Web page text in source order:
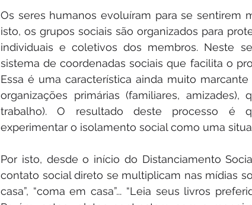
Os seres humanos evoluíram para se sentirem
isto, os grupos sociais são organizados para
individuais e coletivos dos membros. Neste
sistema de coordenadas sociais que facilita o
Essa é uma característica ainda muito
organizações primárias (familiares, amizades),
trabalho). O resultado deste processo é
experimentar o isolamento social como uma
Por isto, desde o início do Distanciamento
contato social direto se multiplicam nas mídias
casa”, “coma em casa”... “Leia seus livros